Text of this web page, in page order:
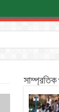
সাম্প্রতিক